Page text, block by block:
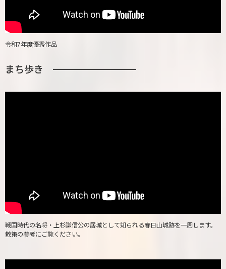
令和7年度優秀作品
まち歩き
戦国時代の名将・上杉謙信公の居城として知られる春日山城跡を一周します。
散策の参考にご覧ください。